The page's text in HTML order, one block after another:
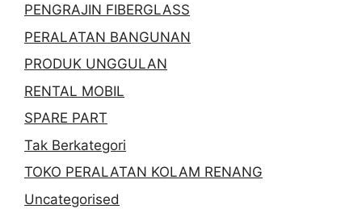
PENGRAJIN FIBERGLASS
PERALATAN BANGUNAN
PRODUK UNGGULAN
RENTAL MOBIL
SPARE PART
Tak Berkategori
TOKO PERALATAN KOLAM RENANG
Uncategorised